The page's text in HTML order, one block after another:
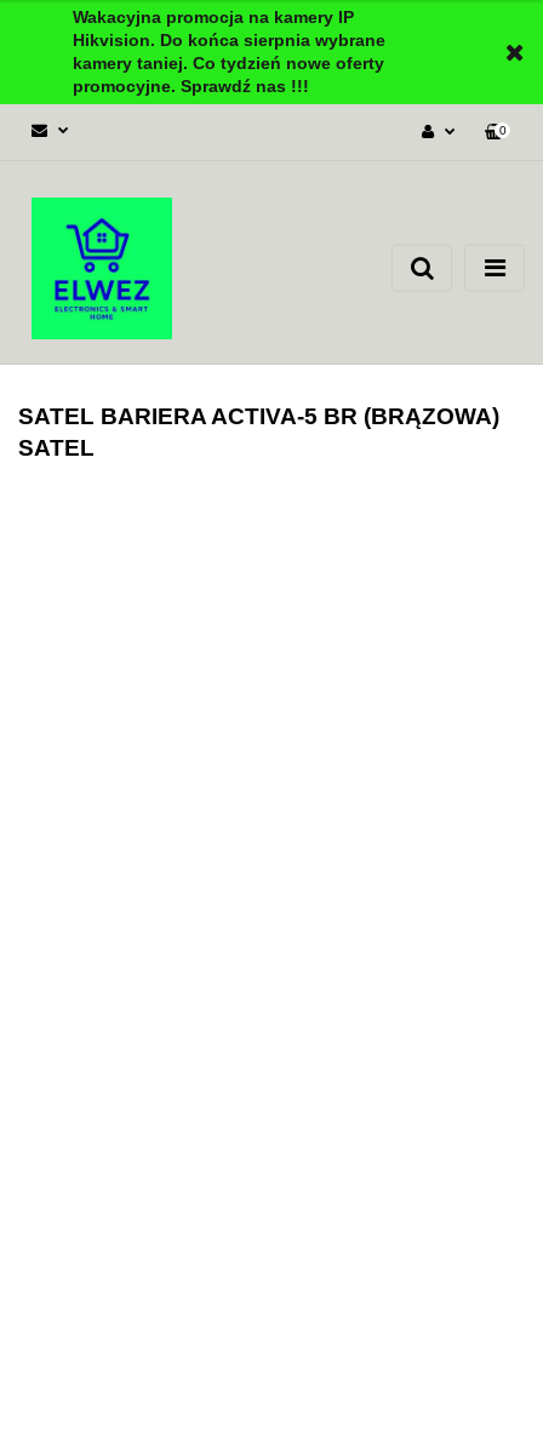
Wakacyjna promocja na kamery IP
Hikvision. Do końca sierpnia wybrane
kamery taniej. Co tydzień nowe oferty
promocyjne. Sprawdź nas !!!
Zgody cookies
0
SATEL BARIERA ACTIVA-5 BR (BRĄZOWA)
SATEL